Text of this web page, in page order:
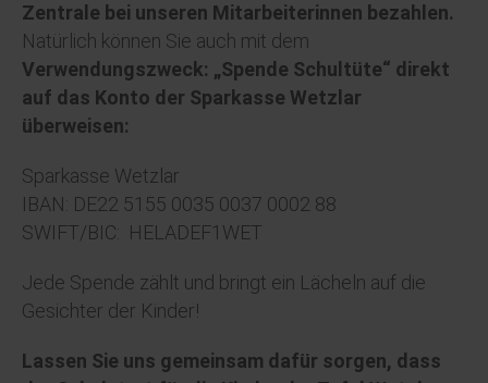
Zentrale bei unseren Mitarbeiterinnen bezahlen.
Natürlich können Sie auch mit dem
Verwendungszweck: „Spende Schultüte“ direkt
auf das Konto der Sparkasse Wetzlar
überweisen:
Sparkasse Wetzlar
IBAN: DE22 5155 0035 0037 0002 88
SWIFT/BIC: HELADEF1WET
Jede Spende zählt und bringt ein Lächeln auf die
Gesichter der Kinder!
Lassen Sie uns gemeinsam dafür sorgen, dass